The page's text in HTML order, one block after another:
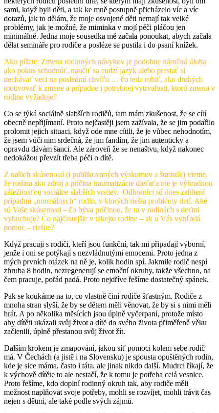
sami, když byli děti, a tak ke mně postupně přicházelo víc a víc
dotazů, jak to dělám, že moje osvojené děti nemají tak velké
problémy, jak je možné, že miminka v mojí péči pláčou jen
minimálně. Jedna moje sousedka mě začala ponoukat, abych začala
dělat semináře pro rodiče a posléze se pustila i do psaní knížek.
Ako píšete: Zmena rodinných návykov je podobne náročná úloha
ako pokus schudnúť, naučiť sa cudzí jazyk alebo prestať si
nechávať veci na poslednú chvíľu … čo teda robiť, ako druhých
motivovať k zmene a prípadne i potrebnej vytrvalosti, ktorú zmena v
rodine vyžaduje?
Co se týká sociálně slabších rodičů, tam mám zkušenost, že se cítí
obecně nepřijímaní. Proto nejčastěji jsem zažívala, že se jim podařilo
prolomit jejich situaci, když ode mne cítili, že je vůbec nehodnotím,
že jsem vůči nim srdečná, že jim fandím, že jim autenticky a
opravdu dávám šanci. Ale zároveň že se nenaštvu, když nakonec
nedokážou převzít třeba péči o dítě.
Z našich skúseností (i publikovaných výskumov a štatistík) vieme,
že rodina ako zdroj a príčina traumatizácie dieťaťa nie je výhradnou
záležitosťou sociálne slabších vrstiev. Odborníci sú dnes zahltení
prípadmi „normálnych“ rodín, v ktorých riešia problémy detí. Aké
sú Vaše skúsenosti – čo býva príčinou, že to v rodinách s deťmi
vybuchuje? Čo najčastejšie v takejto rodine – ak u Vás vyhľadá
pomoc – riešite?
Když pracuji s rodiči, kteří jsou funkční, tak mi připadají výborní,
jenže i oni se potýkají s nezvládnutými emocemi. Proto jedna z
mých prvních otázek na ně je, kolik hodin spí. Jakmile rodič nespí
zhruba 8 hodin, nezregenerují se emoční okruhy, takže všechno, na
čem pracuje, pořád padá. Proto nejdříve řešíme dostatečný spánek.
Pak se koukáme na to, co vlastně činí rodiče šťastným. Rodiče z
mnoha stran slyší, že by se dětem měli věnovat, že by si s nimi měli
hrát. A po několika měsících jsou úplně vyčerpaní, protože místo
aby dítěti ukázali svůj život a dítě do svého života přiměřeně věku
začlenili, úplně přestanou svůj život žít.
Dalším krokem je zmapování, jakou síť pomoci kolem sebe rodič
má. V Čechách (a jistě i na Slovensku) je spousta opuštěných rodin,
kde je sice máma, často i táta, ale jinak nikdo další. Mudrci říkají, že
k výchově dítěte to ale nestačí, že k tomu je potřeba celá vesnice.
Proto řešíme, kdo doplní rodinný okruh tak, aby rodiče měli
možnost naplňovat svoje potřeby, mohli se rozvíjet, mohli trávit čas
nejen s dětmi, ale také podle svých zájmů.